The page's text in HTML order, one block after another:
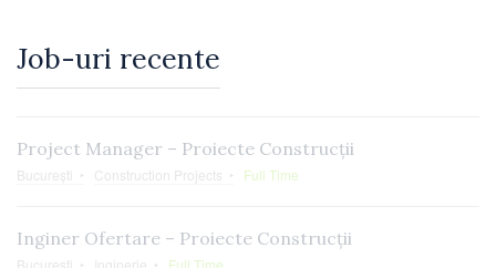
Job-uri recente
Project Manager – Proiecte Construcții
București Construction Projects Full Time
Inginer Ofertare – Proiecte Construcții
București Inginerie Full Time